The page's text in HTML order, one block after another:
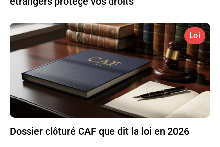
Loi
Dossier clôturé CAF que dit la loi en 2026